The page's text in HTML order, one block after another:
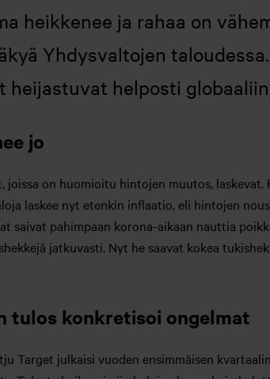
heikkenee ja rahaa on
Yhdysvaltojen
heijastuvat helposti
jo
on huomioitu hintojen muutos, laskevat.
laskee nyt etenkin inflaatio, eli hintojen
saivat pahimpaan korona-aikaan nauttia
jatkuvasti. Nyt he saavat kokea
tulos konkretisoi ongelmat
Target julkaisi vuoden ensimmäisen